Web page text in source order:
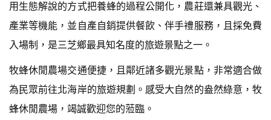
用生態解說的方式把養蜂的過程公開化，農莊還兼具觀光、
產業等機能，並自產自銷提供餐飲、伴手禮服務，且採免費
入場制，是三芝鄉最具知名度的旅遊景點之一。
牧蜂休閒農場交通便捷，且鄰近諸多觀光景點，非常適合做
為民眾前往北海岸的旅遊規劃。感受大自然的盎然綠意，牧
蜂休閒農場，竭誠歡迎您的蒞臨。